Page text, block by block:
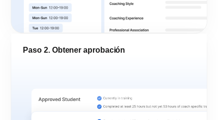
Paso 2. Obtener aprobación